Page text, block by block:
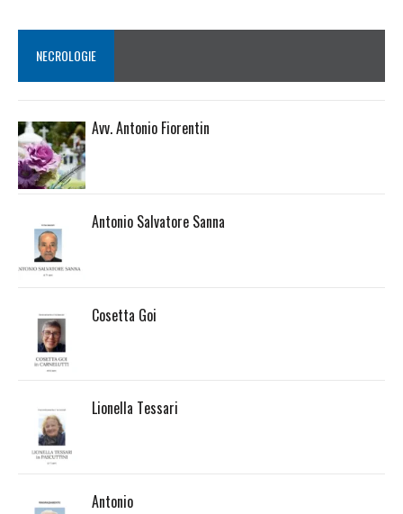
NECROLOGIE
Avv. Antonio Fiorentin
Antonio Salvatore Sanna
Cosetta Goi
Lionella Tessari
Antonio